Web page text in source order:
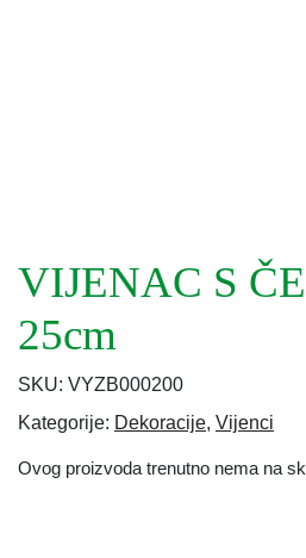
VIJENAC S
25cm
SKU: VYZB000200
Kategorije: Dekoracije, Vijenci
Ovog proizvoda trenutno nema na